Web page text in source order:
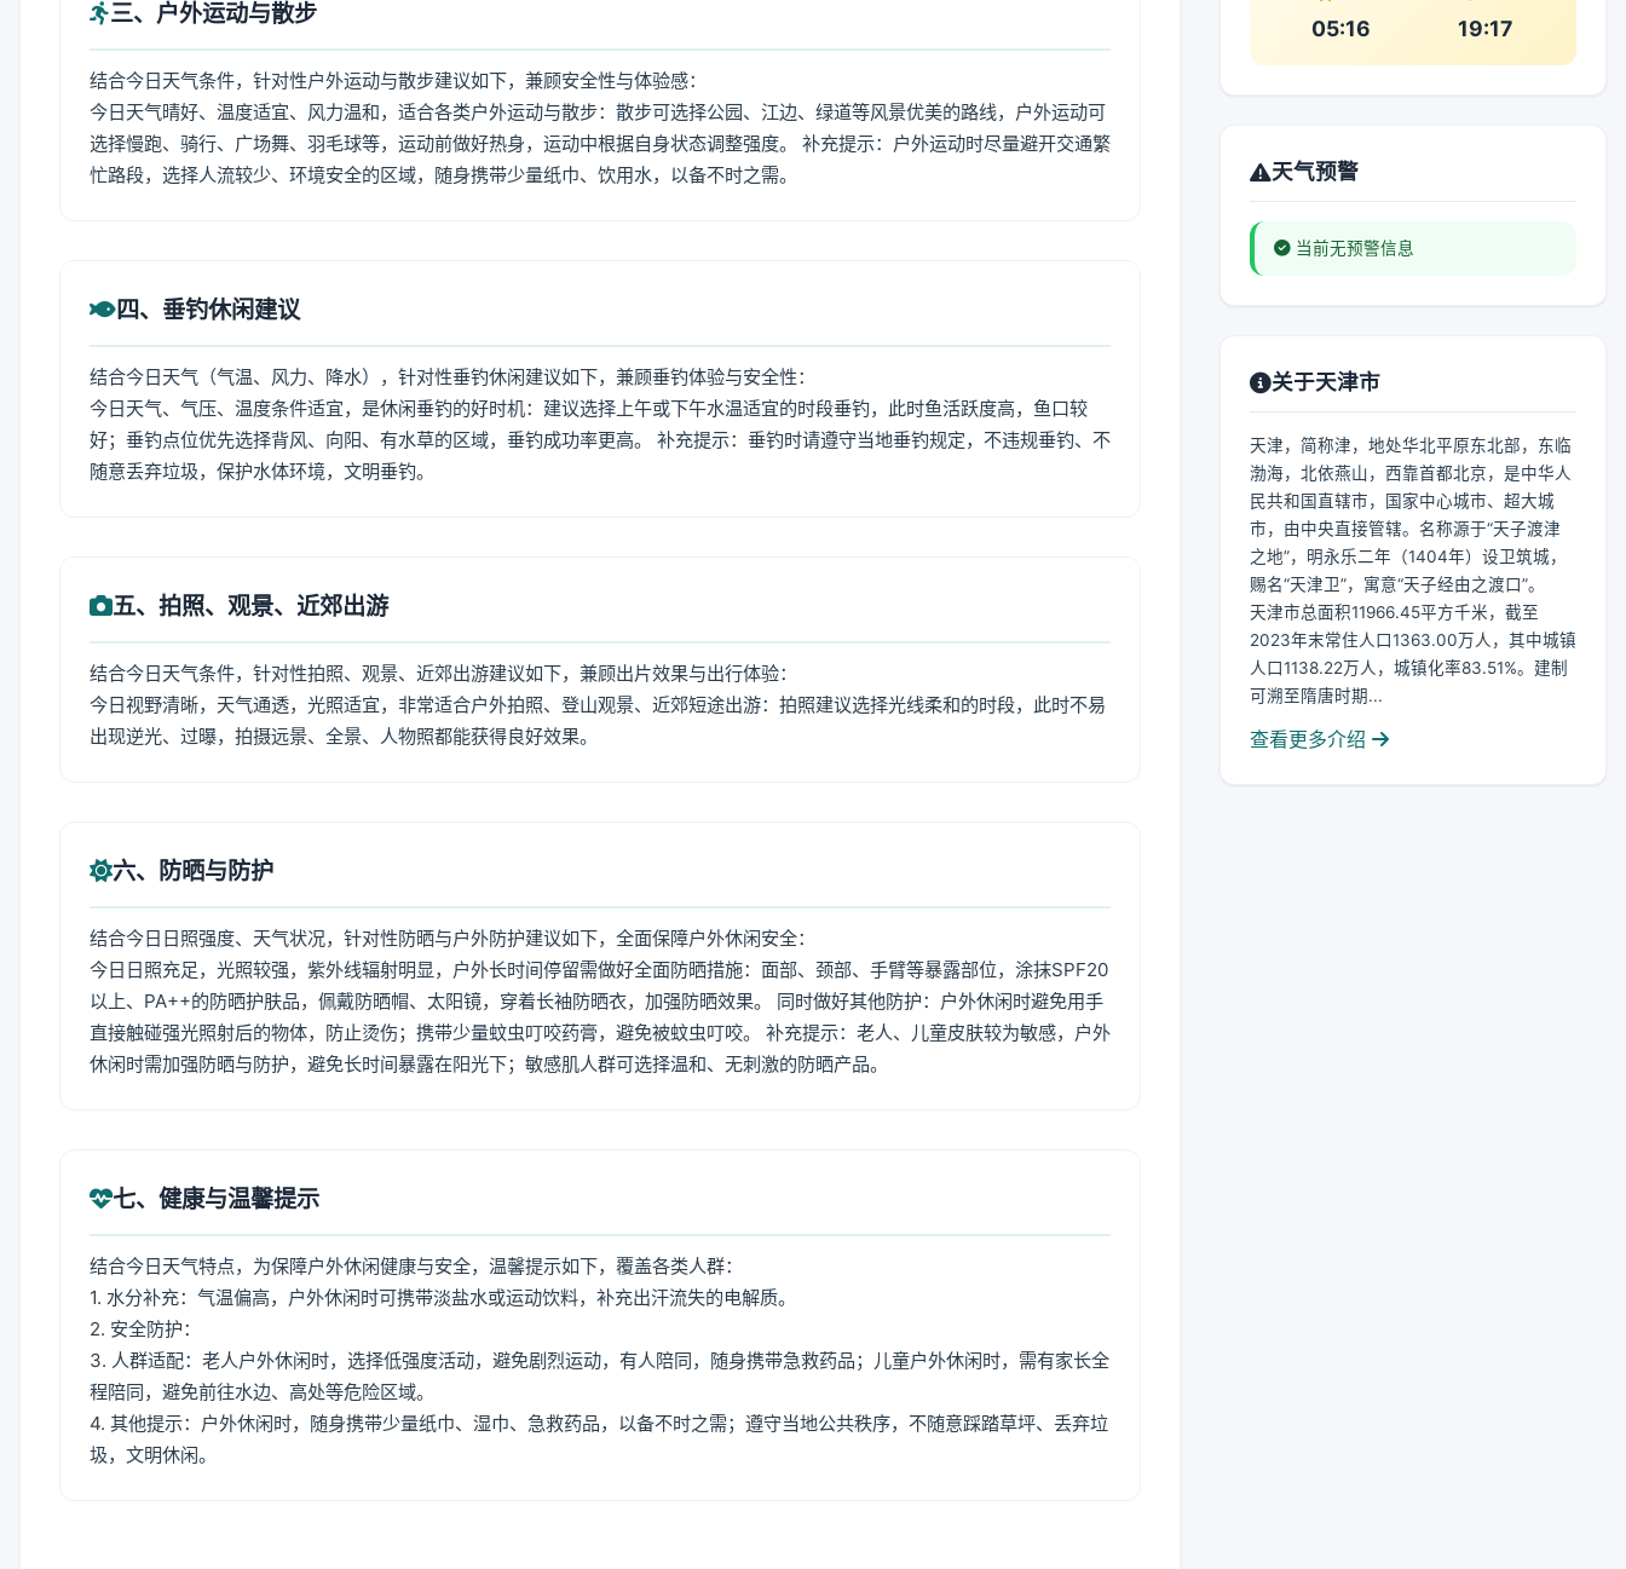
三、户外运动与散步
结合今日天气条件，针对性户外运动与散步建议如下，兼顾安全性与体验感：
今日天气晴好、温度适宜、风力温和，适合各类户外运动与散步：散步可选择公园、江边、绿道等风景优美的路线，户外运动可
选择慢跑、骑行、广场舞、羽毛球等，运动前做好热身，运动中根据自身状态调整强度。 补充提示：户外运动时尽量避开交通繁
忙路段，选择人流较少、环境安全的区域，随身携带少量纸巾、饮用水，以备不时之需。
四、垂钓休闲建议
结合今日天气（气温、风力、降水），针对性垂钓休闲建议如下，兼顾垂钓体验与安全性：
今日天气、气压、温度条件适宜，是休闲垂钓的好时机：建议选择上午或下午水温适宜的时段垂钓，此时鱼活跃度高，鱼口较
好；垂钓点位优先选择背风、向阳、有水草的区域，垂钓成功率更高。 补充提示：垂钓时请遵守当地垂钓规定，不违规垂钓、不
随意丢弃垃圾，保护水体环境，文明垂钓。
五、拍照、观景、近郊出游
结合今日天气条件，针对性拍照、观景、近郊出游建议如下，兼顾出片效果与出行体验：
今日视野清晰，天气通透，光照适宜，非常适合户外拍照、登山观景、近郊短途出游：拍照建议选择光线柔和的时段，此时不易
出现逆光、过曝，拍摄远景、全景、人物照都能获得良好效果。
六、防晒与防护
结合今日日照强度、天气状况，针对性防晒与户外防护建议如下，全面保障户外休闲安全：
今日日照充足，光照较强，紫外线辐射明显，户外长时间停留需做好全面防晒措施：面部、颈部、手臂等暴露部位，涂抹SPF20
以上、PA++的防晒护肤品，佩戴防晒帽、太阳镜，穿着长袖防晒衣，加强防晒效果。 同时做好其他防护：户外休闲时避免用手
直接触碰强光照射后的物体，防止烫伤；携带少量蚊虫叮咬药膏，避免被蚊虫叮咬。 补充提示：老人、儿童皮肤较为敏感，户外
休闲时需加强防晒与防护，避免长时间暴露在阳光下；敏感肌人群可选择温和、无刺激的防晒产品。
七、健康与温馨提示
结合今日天气特点，为保障户外休闲健康与安全，温馨提示如下，覆盖各类人群：
1. 水分补充：气温偏高，户外休闲时可携带淡盐水或运动饮料，补充出汗流失的电解质。
2. 安全防护：
3. 人群适配：老人户外休闲时，选择低强度活动，避免剧烈运动，有人陪同，随身携带急救药品；儿童户外休闲时，需有家长全
程陪同，避免前往水边、高处等危险区域。
4. 其他提示：户外休闲时，随身携带少量纸巾、湿巾、急救药品，以备不时之需；遵守当地公共秩序，不随意踩踏草坪、丢弃垃
圾，文明休闲。
05:16 19:17
天气预警
当前无预警信息
关于天津市
天津，简称津，地处华北平原东北部，东临
渤海，北依燕山，西靠首都北京，是中华人
民共和国直辖市，国家中心城市、超大城
市，由中央直接管辖。名称源于“天子渡津
之地”，明永乐二年（1404年）设卫筑城，
赐名“天津卫”，寓意“天子经由之渡口”。
天津市总面积11966.45平方千米，截至
2023年末常住人口1363.00万人，其中城镇
人口1138.22万人，城镇化率83.51%。建制
可溯至隋唐时期...
查看更多介绍